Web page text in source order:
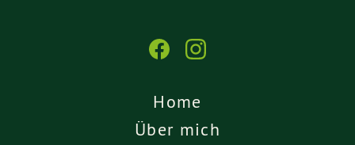
Home
Über mich